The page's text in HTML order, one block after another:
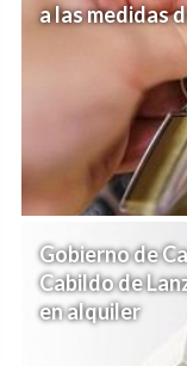
a las medidas
Gobierno de
Cabildo de
en alquiler